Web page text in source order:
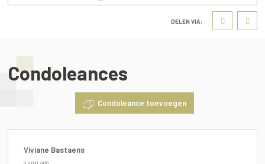
DELEN VIA:
Condoleances
Condoleance toevoegen
Viviane Bastaens
a year ago